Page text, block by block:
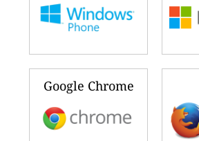
Google Chrome